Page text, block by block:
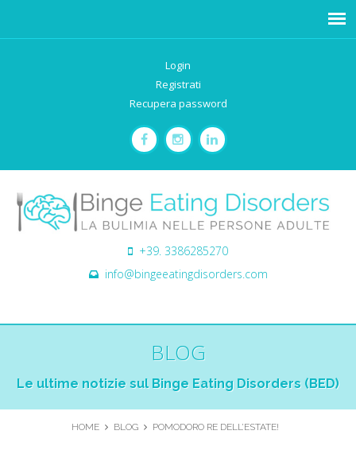
Login
Registrati
Recupera password
+39. 3386285270
info@bingeeatingdisorders.com
BLOG
Le ultime notizie sul Binge Eating Disorders (BED)
HOME BLOG POMODORO RE DELL’ESTATE!